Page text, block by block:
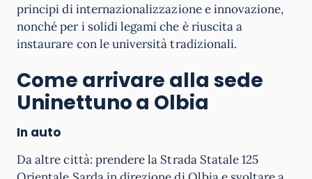
principi di internazionalizzazione e innovazione,
nonché per i solidi legami che è riuscita a
instaurare con le università tradizionali.
Come arrivare alla sede
Uninettuno a Olbia
In auto
Da altre città: prendere la Strada Statale 125